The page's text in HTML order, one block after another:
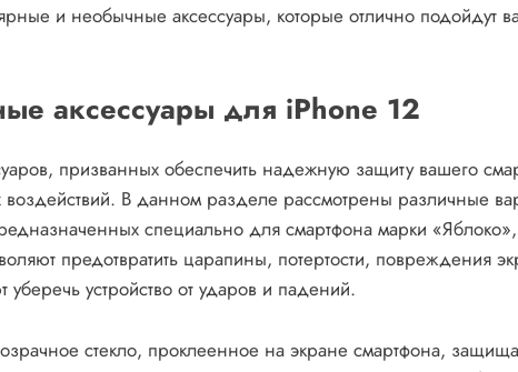
и необычные аксессуары, которые отлично подойдут
аксессуары для iPhone 12
призванных обеспечить надежную защиту вашего
В данном разделе рассмотрены различные
специально для смартфона марки
предотвратить царапины, потертости, повреждения
уберечь устройство от ударов и падений.
стекло, проклеенное на экране смартфона,